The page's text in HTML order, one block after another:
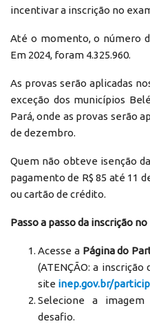
incentivar a inscrição no
Até o momento, o número
Em 2024, foram 4.325.960.
As provas serão aplicadas
exceção dos municípios
Pará, onde as provas serão
de dezembro.
Quem não obteve isenção
pagamento de R$ 85 até 11
ou cartão de crédito.
Passo a passo da inscrição
Acesse a Página do
(ATENÇÃO: a
site inep.gov.br/
Selecione a
desafio.